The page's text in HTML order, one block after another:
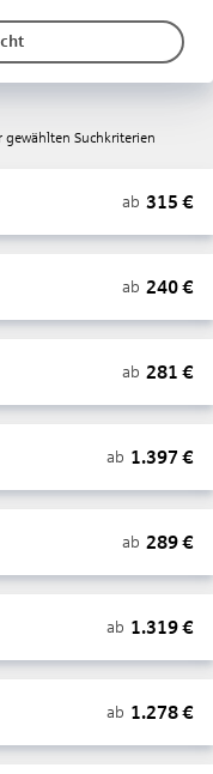
gewählten Suchkriterien
ab 315 €
ab 240€
ab 281 €
ab 1.397 €
ab 289€
ab 1.319€
ab 1.278€